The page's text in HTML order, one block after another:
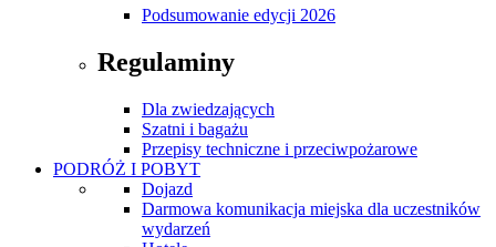
Podsumowanie edycji 2026
Regulaminy
Dla zwiedzających
Szatni i bagażu
Przepisy techniczne i przeciwpożarowe
PODRÓŻ I POBYT
Dojazd
Darmowa komunikacja miejska dla uczestników
wydarzeń